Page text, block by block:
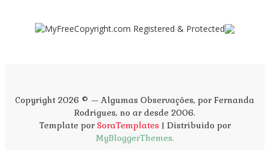
Copyright 2026 © — Algumas Observações, por Fernanda
Rodrigues, no ar desde 2006.
Template porSoraTemplates | Distribuido por
MyBloggerThemes.